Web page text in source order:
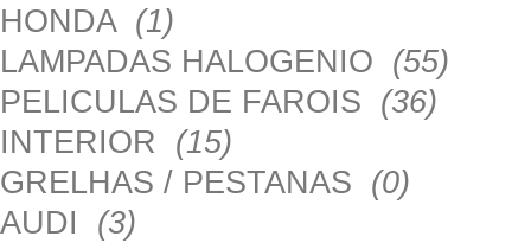
HONDA (1)
LAMPADAS HALOGENIO (55)
PELICULAS DE FAROIS (36)
INTERIOR (15)
GRELHAS / PESTANAS (0)
AUDI (3)